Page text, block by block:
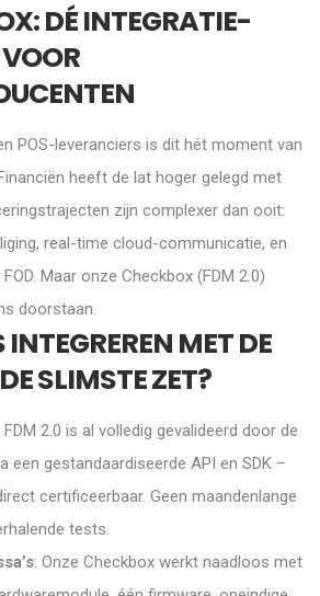
DÉ INTEGRATIE-
POS-leveranciers is dit hét moment van
heeft de lat hoger gelegd met
zijn complexer dan ooit:
real-time cloud-communicatie, en
Maar onze Checkbox (FDM 2.0)
doorstaan.
MET DE
SLIMSTE ZET?
FDM 2.0 is al volledig gevalideerd door de
een gestandaardiseerde API en SDK –
certificeerbaar. Geen maandenlange
tests.
: Onze Checkbox werkt naadloos met